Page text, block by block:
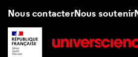
Nous contacterNous soutenir